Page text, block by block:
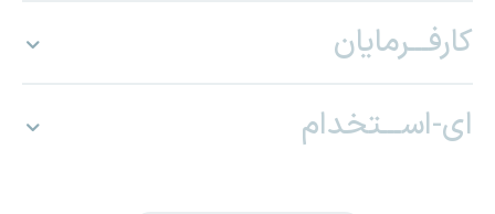
کارفـــرمایان
ای-اســـتخدام